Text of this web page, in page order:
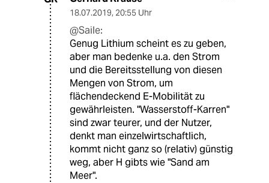
18.07.2019, 20:55 Uhr
@Saile:
Genug Lithium scheint es zu geben,
aber man bedenke u.a. den Strom
und die Bereitsstellung von diesen
Mengen von Strom, um
flächendeckend E-Mobilität zu
gewährleisten. "Wasserstoff-Karren"
sind zwar teurer, und der Nutzer,
denkt man einzelwirtschaftlich,
kommt nicht ganz so (relativ) günstig
weg, aber H gibts wie "Sand am
Meer".